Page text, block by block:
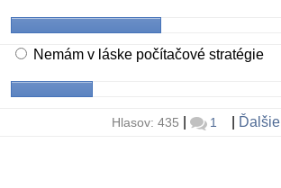
Nemám v láske počítačové stratégie
Hlasov: 435 1 Ďalšie